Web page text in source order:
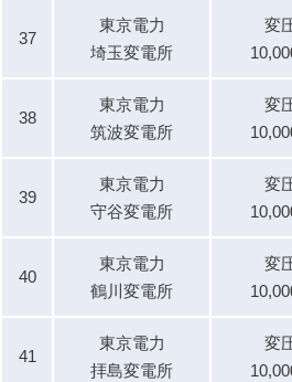
37
東京電力
埼玉変電所
変
38
東京電力
筑波変電所
変
39
東京電力
守谷変電所
変
40
東京電力
鶴川変電所
変
41
東京電力
拝島変電所
変